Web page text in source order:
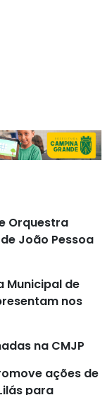
Orquestra
João Pessoa
Municipal de
nos
na CMJP
ações de
para